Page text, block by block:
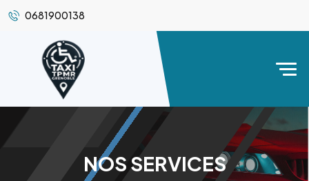
0681900138
NOS SERVICES